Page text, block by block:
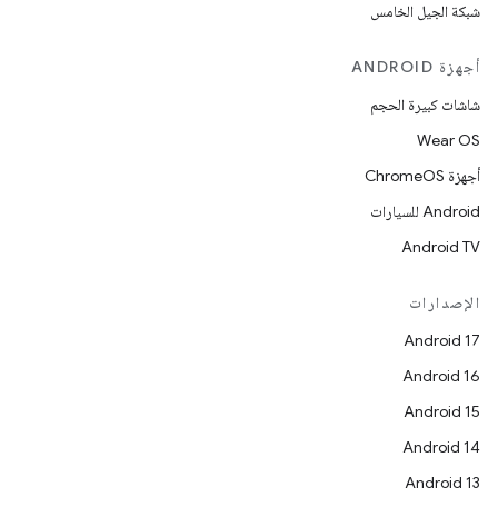
شبكة الجيل الخامس
أجهزة ANDROID
شاشات كبيرة الحجم
Wear OS
أجهزة ChromeOS
Android للسيارات
Android TV
الإصدارات
Android 17
Android 16
Android 15
Android 14
Android 13